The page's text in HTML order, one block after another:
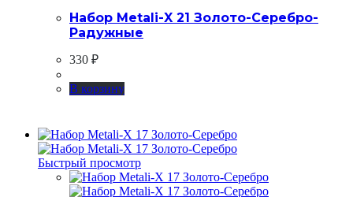
Набор Metali-X 21 Золото-Серебро-
Радужные
330 ₽
В корзину
Быстрый просмотр